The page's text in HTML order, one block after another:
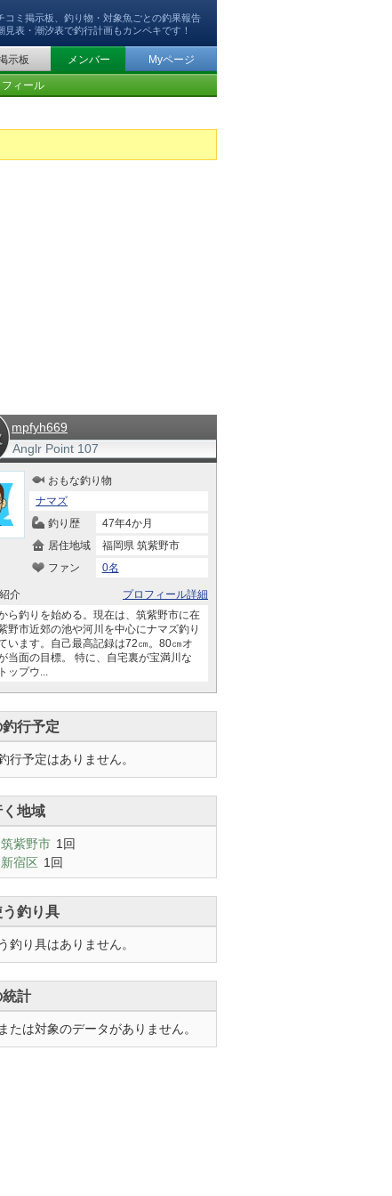
コミ掲示板、釣り物・対象魚ごとの釣果報告
表・潮汐表で釣行計画もカンペキです！
示板 メンバー Myページ
フィール
mpfyh669
Anglr Point 107
おもな釣り物
ナマズ
釣り歴
47年4か月
居住地域
福岡県 筑紫野市
ファン
0名
プロフィール詳細
介
ら釣りを始める。現在は、筑紫野市に在
野市近郊の池や河川を中心にナマズ釣り
います。自己最高記録は72㎝。80㎝オ
当面の目標。 特に、自宅裏が宝満川な
ップウ...
行予定
行予定はありません。
く地域
紫野市 1回
宿区 1回
う釣り具
釣り具はありません。
計
たは対象のデータがありません。